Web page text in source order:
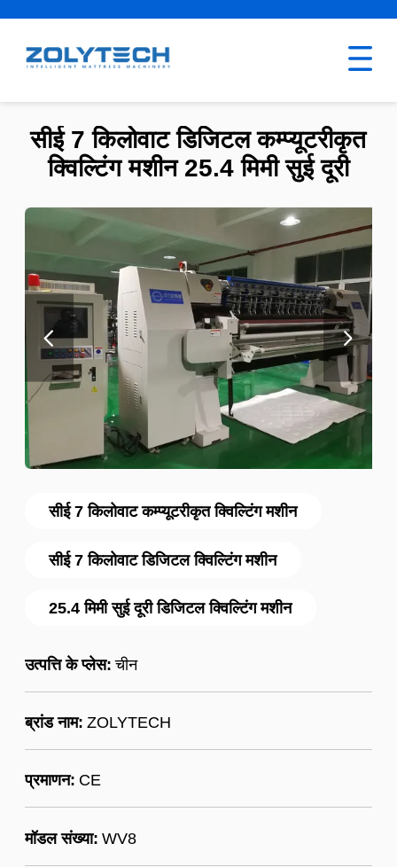
सीई 7 किलोवाट कम्प्यूटरीकृत क्विल्टिंग मशीन
सीई 7 किलोवाट डिजिटल क्विल्टिंग मशीन
25.4 मिमी सुई दूरी डिजिटल क्विल्टिंग मशीन
उत्पत्ति के प्लेस: चीन
ब्रांड नाम: ZOLYTECH
प्रमाणन: CE
मॉडल संख्या: WV8
सीई 7 किलोवाट डिजिटल कम्प्यूटरीकृत
क्विल्टिंग मशीन 25.4 मिमी सुई दूरी